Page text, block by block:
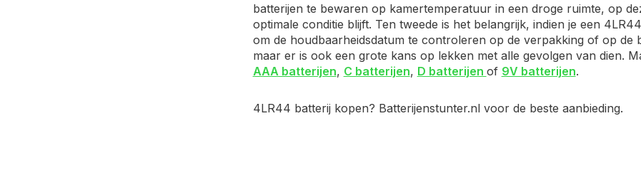
batterijen te bewaren op kamertemperatuur in een droge ruimte, op
optimale conditie blijft. Ten tweede is het belangrijk, indien je een
om de houdbaarheidsdatum te controleren op de verpakking of op de
maar er is ook een grote kans op lekken met alle gevolgen van dien.
AAA batterijen, C batterijen, D batterijen of 9V batterijen.
4LR44 batterij kopen? Batterijenstunter.nl voor de beste aanbieding.